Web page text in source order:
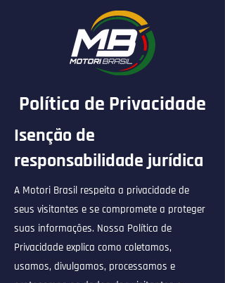
Política de Privacidade
Isenção de
responsabilidade jurídica
A Motori Brasil respeita a privacidade de
seus visitantes e se compromete a proteger
suas informações. Nossa Política de
Privacidade explica como coletamos,
usamos, divulgamos, processamos e